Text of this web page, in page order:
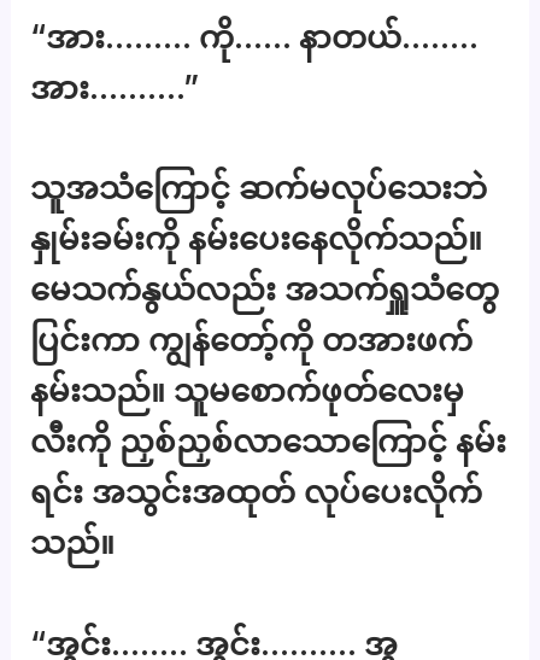
“အား……… ကို…… နာတယ်……..
အား……….”
သူအသံကြောင့် ဆက်မလုပ်သေးဘဲ
နှုမ်းခမ်းကို နမ်းပေးနေလိုက်သည်။
မေသက်နွယ်လည်း အသက်ရှူသံတွေ
ပြင်းကာ ကျွန်တော့်ကို တအားဖက်
နမ်းသည်။ သူမစောက်ဖုတ်လေးမှ
လီးကို ညှစ်ညှစ်လာသောကြောင့် နမ်း
ရင်း အသွင်းအထုတ် လုပ်ပေးလိုက်
သည်။
“အွင်း…….. အွင်း………. အွ